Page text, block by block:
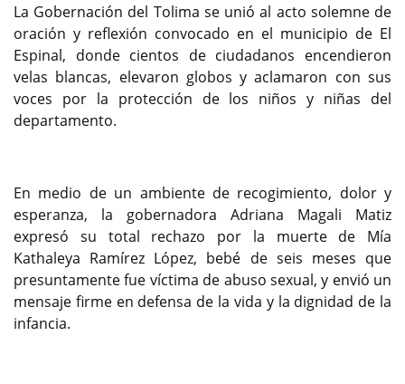
La Gobernación del Tolima se unió al acto solemne de
oración y reflexión convocado en el municipio de El
Espinal, donde cientos de ciudadanos encendieron
velas blancas, elevaron globos y aclamaron con sus
voces por la protección de los niños y niñas del
departamento.
En medio de un ambiente de recogimiento, dolor y
esperanza, la gobernadora Adriana Magali Matiz
expresó su total rechazo por la muerte de Mía
Kathaleya Ramírez López, bebé de seis meses que
presuntamente fue víctima de abuso sexual, y envió un
mensaje firme en defensa de la vida y la dignidad de la
infancia.